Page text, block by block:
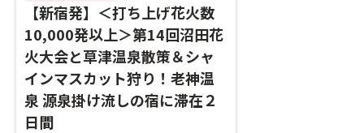
【新宿発】＜打ち上げ花火数
10,000発以上＞第14回沼田花
火大会と草津温泉散策＆シャ
インマスカット狩り！老神温
泉 源泉掛け流しの宿に滞在２
日間